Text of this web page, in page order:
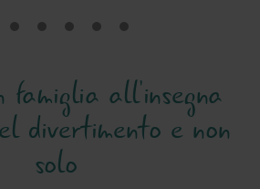
famiglia all'insegna
divertimento e non
solo